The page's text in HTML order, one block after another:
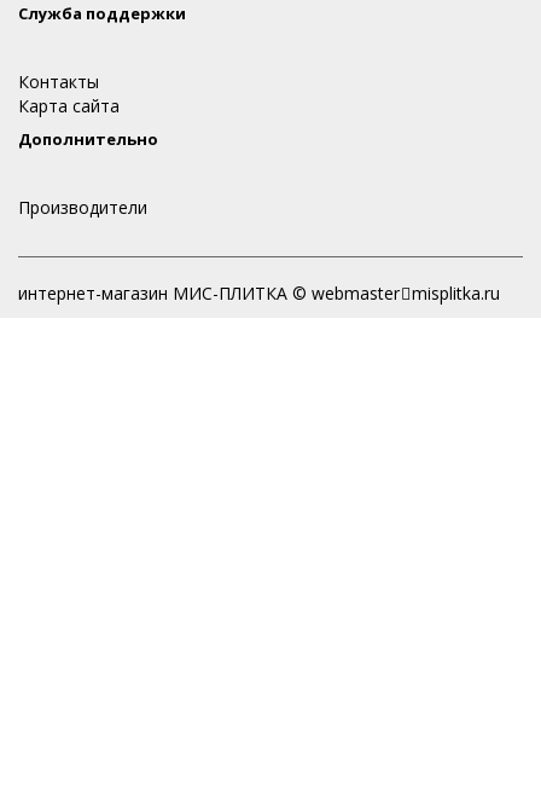
Служба поддержки
Контакты
Карта сайта
Дополнительно
Производители
интернет-магазин МИС-ПЛИТКА © webmaster misplitka.ru